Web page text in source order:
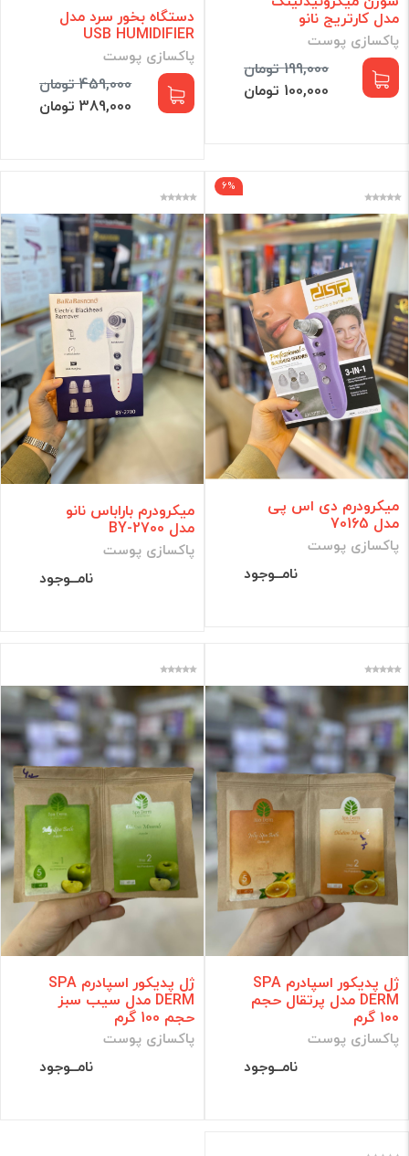
مدل کارتریج نانو
پاکسازی پوست
199,000 تومان
100,000 تومان
دستگاه بخور سرد مدل
USB HUMIDIFIER
پاکسازی پوست
459,000 تومان
389,000 تومان
6%
میکرودرم دی اس پی
مدل 70165
پاکسازی پوست
نامــوجود
میکرودرم باراباس نانو
مدل BY-2700
پاکسازی پوست
نامــوجود
ژل پدیکور اسپادرم SPA
DERM مدل پرتقال حجم
۱۰۰ گرم
پاکسازی پوست
نامــوجود
ژل پدیکور اسپادرم SPA
DERM مدل سیب سبز
حجم 100 گرم
پاکسازی پوست
نامــوجود